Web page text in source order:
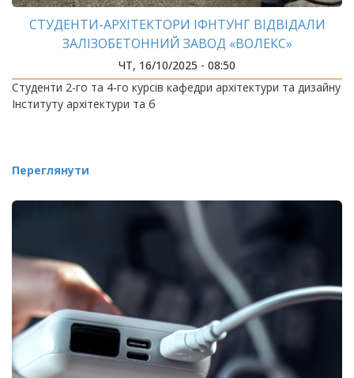
СТУДЕНТИ-АРХІТЕКТОРИ ІФНТУНГ ВІДВІДАЛИ
ЗАЛІЗОБЕТОННИЙ ЗАВОД «ВОЛЕКС»
ЧТ, 16/10/2025 - 08:50
Студенти 2-го та 4-го курсів кафедри архітектури та дизайну
Інституту архітектури та б
Переглянути